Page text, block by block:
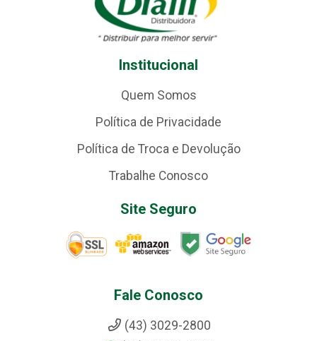
Institucional
Quem Somos
Política de Privacidade
Política de Troca e Devolução
Trabalhe Conosco
Site Seguro
Fale Conosco
(43) 3029-2800